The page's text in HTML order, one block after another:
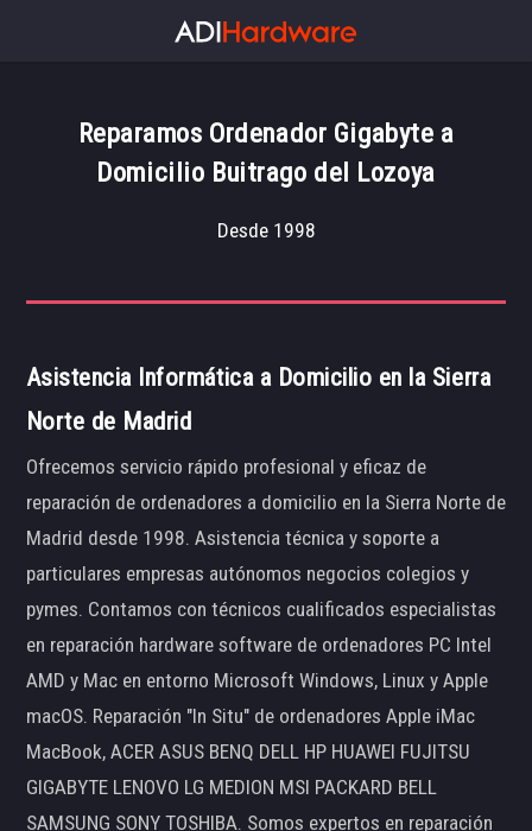
Reparamos Ordenador Gigabyte a
Domicilio Buitrago del Lozoya
Desde 1998
Asistencia Informática a Domicilio en la Sierra
Norte de Madrid
Ofrecemos servicio rápido profesional y eficaz de
reparación de ordenadores a domicilio en la Sierra Norte de
Madrid desde 1998. Asistencia técnica y soporte a
particulares empresas autónomos negocios colegios y
pymes. Contamos con técnicos cualificados especialistas
en reparación hardware software de ordenadores PC Intel
AMD y Mac en entorno Microsoft Windows, Linux y Apple
macOS. Reparación "In Situ" de ordenadores Apple iMac
MacBook, ACER ASUS BENQ DELL HP HUAWEI FUJITSU
GIGABYTE LENOVO LG MEDION MSI PACKARD BELL
SAMSUNG SONY TOSHIBA. Somos expertos en reparación